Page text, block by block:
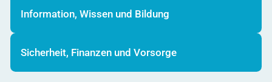
Information, Wissen und Bildung
Sicherheit, Finanzen und Vorsorge